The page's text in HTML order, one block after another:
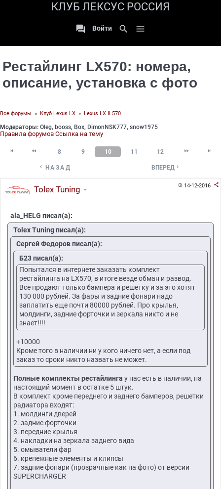
КЛУБ ЛЕКСУС РОССИЯ
 Войти search 
Рестайлинг LX570: номера,
описание, установка с фото
Все форумы » Клуб Lexus LX » Lexus LX II 570
Модераторы: Oleg, booss, Box, DimonNSK777, snow1975
Правила форумов Ссылка на тему
  8 9 10 11 12  
 НАЗАД ВПЕРЕД 
14-12-2016 
Tolex Tuning
ala_HELG писал(а):
Tolex Tuning писал(а):
Сергей Федоров писал(а):
Б23 писал(а):
Попытался в интернете заказать комплект
рестайлинга на LX570, в итоге везде обман и развод.
Все продают только бампера и решетку и за это хотят
130 000 рублей. За фары и задние фонари надо
заплатить еще почти 80000 рублей. Про крылья,
молдинги, задние форточки и зеркала никто и не
знает!!!!
+10000
Кроме того в наличии ни у кого ничего нет, а если под
заказ то сроки никто назвать не может.
Полные комплекты рестайлинга у нас есть в наличии, на
настоящий момент в остатке 5 штук.
В комплект кроме переднего и заднего бамперов, решетки
радиатора входят:
1. молдинги дверей
2. задние форточки
3. передние крылья
4. накладки на зеркала заднего вида
5. омыватели фар
6. крепежные элементы и клипсы
7. задние фонари (прозрачные как на фото) от версии
SUPERCHARGER